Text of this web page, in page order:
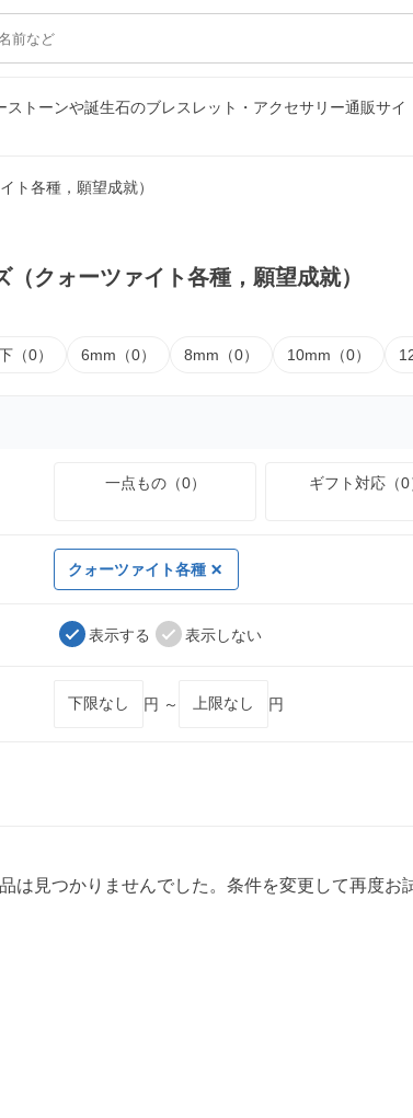
トーンや誕生石のブレスレット・アクセサリー通販サイ
ト各種，願望成就）
（クォーツァイト各種，願望成就）
（0） 6mm（0） 8mm（0） 10mm（0）
一点もの（0） ギフト対応（0
クォーツァイト各種
表示する 表示しない
円 ～ 円
は見つかりませんでした。条件を変更して再度お